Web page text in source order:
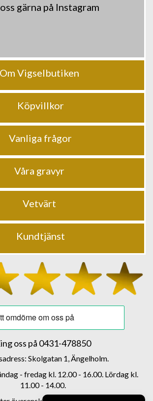
gärna på Instagram
Om Vigselbutiken
Köpvillkor
Vanliga frågor
Våra gravyr
Vetvärt
Kundtjänst
oss på 0431-478850
Skolgatan 1, Ängelholm.
- fredag kl. 12.00 - 16.00. Lördag kl.
11.00 - 14.00.